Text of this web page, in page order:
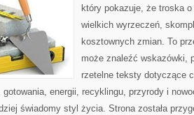
który pokazuje, że troska
wielkich wyrzeczeń,
kosztownych zmian. To
może znaleźć wskazówki,
rzetelne teksty dotyczące
gotowania, energii, recyklingu, przyrody i
świadomy styl życia. Strona została